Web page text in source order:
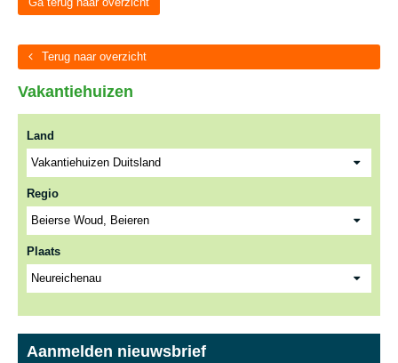
Terug naar overzicht
Vakantiehuizen
Land
Regio
Plaats
Aanmelden nieuwsbrief